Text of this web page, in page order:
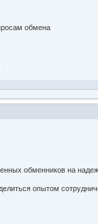
обмена
обменников на
опытом